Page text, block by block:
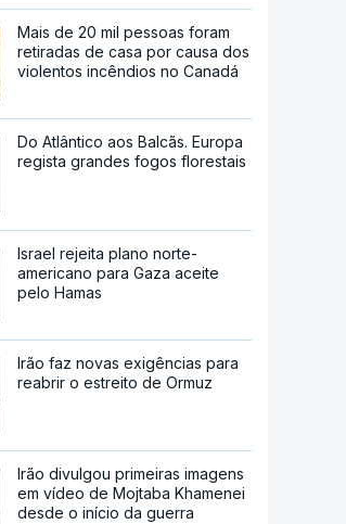
Mais de 20 mil pessoas foram
retiradas de casa por causa dos
violentos incêndios no Canadá
Do Atlântico aos Balcãs. Europa
regista grandes fogos florestais
Israel rejeita plano norte-
americano para Gaza aceite
pelo Hamas
Irão faz novas exigências para
reabrir o estreito de Ormuz
Irão divulgou primeiras imagens
em vídeo de Mojtaba Khamenei
desde o início da guerra